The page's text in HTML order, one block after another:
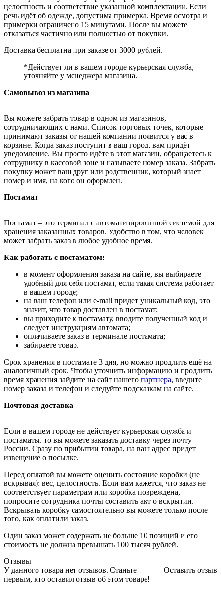
целостность и соответствие указанной комплектации. Если
речь идёт об одежде, допустима примерка. Время осмотра и
примерки ограничено 15 минутами. После вы можете
отказаться частично или полностью от покупки.
Доставка бесплатна при заказе от 3000 рублей.
*Действует ли в вашем городе курьерская служба,
уточняйте у менеджера магазина.
Самовывоз из магазина
Вы можете забрать товар в одном из магазинов,
сотрудничающих с нами. Список торговых точек, которые
принимают заказы от нашей компании появится у вас в
корзине. Когда заказ поступит в ваш город, вам придёт
уведомление. Вы просто идёте в этот магазин, обращаетесь к
сотруднику в кассовой зоне и называете номер заказа. Забрать
покупку может ваш друг или родственник, который знает
номер и имя, на кого он оформлен.
Постамат
Постамат – это терминал с автоматизированной системой для
хранения заказанных товаров. Удобство в том, что человек
может забрать заказ в любое удобное время.
Как работать с постаматом:
в момент оформления заказа на сайте, вы выбираете
удобный для себя постамат, если такая система работает
в вашем городе;
на ваш телефон или e-mail придет уникальный код, это
значит, что товар доставлен в постамат;
вы приходите к постамату, вводите полученный код и
следует инструкциям автомата;
оплачиваете заказ в терминале постамата;
забираете товар.
Срок хранения в постамате 3 дня, но можно продлить ещё на
аналогичный срок. Чтобы уточнить информацию и продлить
время хранения зайдите на сайт нашего партнера, введите
номер заказа и телефон и следуйте подсказкам на сайте.
Почтовая доставка
Если в вашем городе не действует курьерская служба и
постаматы, то вы можете заказать доставку через почту
России. Сразу по прибытии товара, на ваш адрес придет
извещение о посылке.
Перед оплатой вы можете оценить состояние коробки (не
вскрывая): вес, целостность. Если вам кажется, что заказ не
соответствует параметрам или коробка повреждена,
попросите сотрудника почты составить акт о вскрытии.
Вскрывать коробку самостоятельно вы можете только после
того, как оплатили заказ.
Один заказ может содержать не больше 10 позиций и его
стоимость не должна превышать 100 тысяч рублей.
Отзывы
Оставить отзыв
У данного товара нет отзывов. Станьте
первым, кто оставил отзыв об этом товаре!